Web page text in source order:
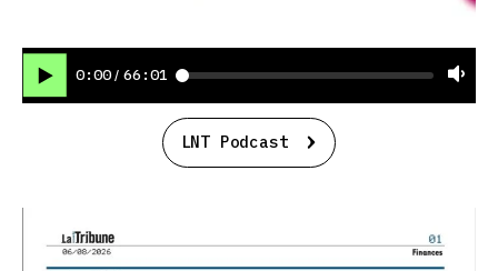
0:00 / 66:01
LNT Podcast